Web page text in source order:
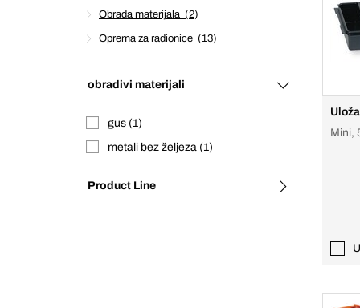
Obrada materijala 2
Oprema za radionice 13
obradivi materijali
gus 1
metali bez željeza 1
Product Line
Mini,